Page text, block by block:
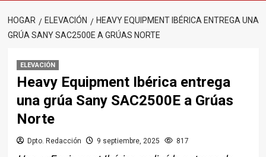
HOGAR ELEVACIÓN
HEAVY EQUIPMENT IBÉRICA ENTREGA UNA
GRÚA SANY SAC2500E A GRÚAS NORTE
ELEVACIÓN
Heavy Equipment Ibérica entrega
una grúa Sany SAC2500E a Grúas
Norte
Dpto. Redacción 9 septiembre, 2025 817